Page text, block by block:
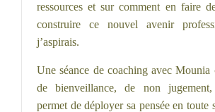
ressources et sur comment en faire
construire ce nouvel avenir
j’aspirais.
Une séance de coaching avec Mounia
de bienveillance, de non jugement,
permet de déployer sa pensée en toute